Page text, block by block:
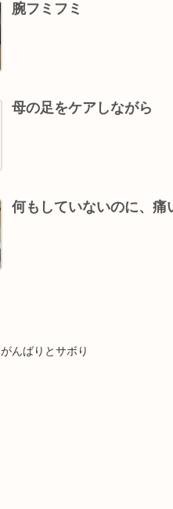
腕フミフミ
母の足をケアしながら
何もしていないのに、痛
がんばりとサボり